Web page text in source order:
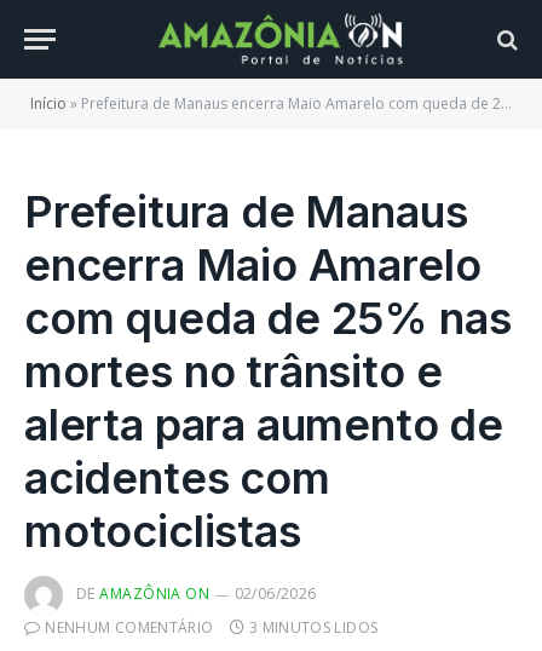
Início » Prefeitura de Manaus encerra Maio Amarelo com queda de 25% nas mortes no trânsito e alerta para aumento de acidentes com motociclistas
Prefeitura de Manaus
encerra Maio Amarelo
com queda de 25% nas
mortes no trânsito e
alerta para aumento de
acidentes com
motociclistas
DE AMAZÔNIA ON
02/06/2026
NENHUM COMENTÁRIO
3 MINUTOS LIDOS